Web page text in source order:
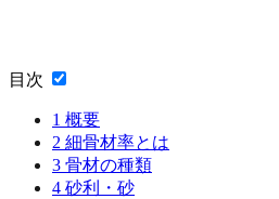
目次
1 概要
2 細骨材率とは
3 骨材の種類
4 砂利・砂